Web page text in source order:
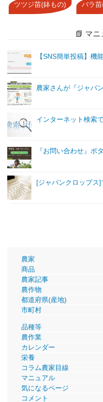
ツツジ苗(鉢もの) バラ
📗 マニ
【SNS簡単投稿】機
農家さんが『ジャパ
インターネット検索
『お問い合わせ』ボ
[ジャパンクロップス
農家
商品
農家記事
農作物
都道府県(産地)
市町村
品種等
農作業
カレンダー
栄養
コラム農家目線
マニュアル
気になるページ
コメント